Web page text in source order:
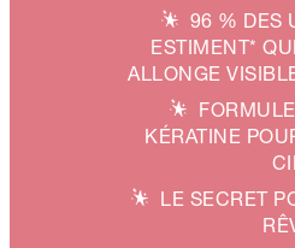
96 % DES
ESTIMENT*
ALLONGE
KÉRATINE
LE SECRET